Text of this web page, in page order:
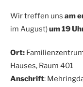
Wir treffen unsam
im August)um 19
Ort:
Hauses, Raum 401
Anschrift: